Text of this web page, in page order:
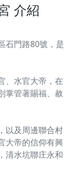
介紹
石門路80號，是
、水官大帝，在
掌管著賜福、赦
以及周邊聯合村
大帝的信仰有興
清水坑聯庄永和